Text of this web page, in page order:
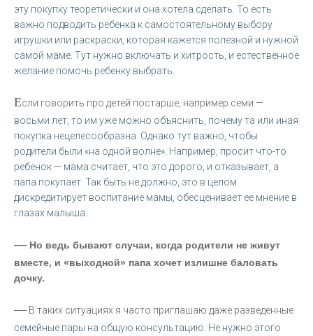
эту покупку теоретически и она хотела сделать. То есть
важно подводить ребенка к самостоятельному выбору
игрушки или раскраски, которая кажется полезной и нужной
самой маме. Тут нужно включать и хитрость, и естественное
желание помочь ребенку выбрать.
Если говорить про детей постарше, например семи —
восьми лет, то им уже можно объяснить, почему та или иная
покупка нецелесообразна. Однако тут важно, чтобы
родители были «на одной волне». Например, просит что-то
ребенок — мама считает, что это дорого, и отказывает, а
папа покупает. Так быть не должно, это в целом
дискредитирует воспитание мамы, обесценивает ее мнение в
глазах малыша.
— Но ведь бывают случаи, когда родители не живут
вместе, и «выходной» папа хочет излишне баловать
дочку.
— В таких ситуациях я часто приглашаю даже разведенные
семейные пары на общую консультацию. Не нужно этого